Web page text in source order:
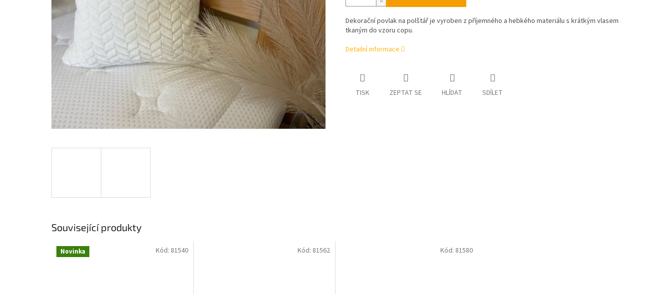
Dekorační povlak na polštář je vyroben z příjemného a hebkého materiálu s krátkým vlasem
tkaným do vzoru copu.
Detailní informace
TISK ZEPTAT SE HLÍDAT SDÍLET
Související produkty
Novinka Kód: 81540 Kód: 81562 Kód: 81580